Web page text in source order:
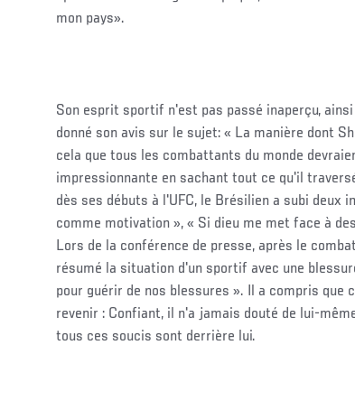
mon pays».
Son esprit sportif n'est pas passé inaperçu,
donné son avis sur le sujet: « La manière dont
cela que tous les combattants du monde
impressionnante en sachant tout ce qu'il
dès ses débuts à l'UFC, le Brésilien a subi deux
comme motivation », « Si dieu me met face à
Lors de la conférence de presse, après le
résumé la situation d'un sportif avec une
pour guérir de nos blessures ». Il a compris
revenir : Confiant, il n'a jamais douté de lui-
tous ces soucis sont derrière lui.